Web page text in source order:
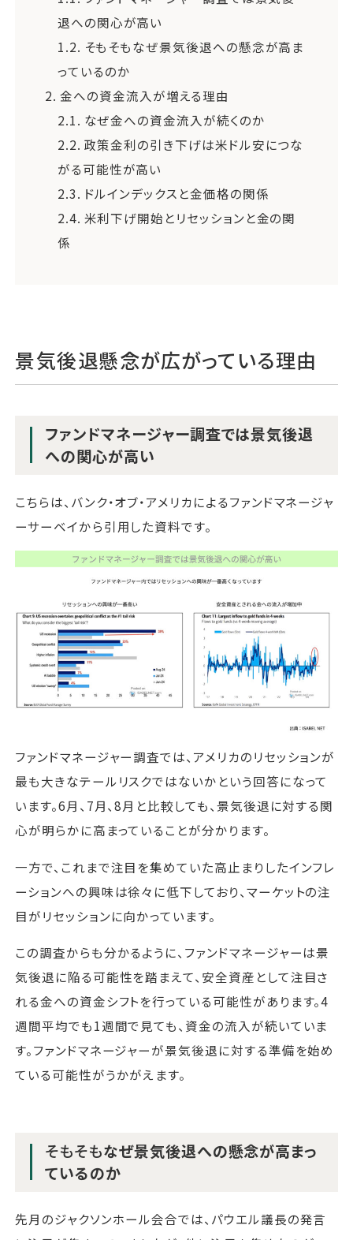
退への関心が高い
1.2. そもそもなぜ景気後退への懸念が高ま
っているのか
2. 金への資金流入が増える理由
2.1. なぜ金への資金流入が続くのか
2.2. 政策金利の引き下げは米ドル安につな
がる可能性が高い
2.3. ドルインデックスと金価格の関係
2.4. 米利下げ開始とリセッションと金の関
係
景気後退懸念が広がっている理由
ファンドマネージャー調査では景気後退
への関心が高い
こちらは、バンク・オブ・アメリカによるファンドマネージャ
ーサーベイから引用した資料です。
ファンドマネージャー調査では、アメリカのリセッションが
最も大きなテールリスクではないかという回答になって
います。6月、7月、8月と比較しても、景気後退に対する関
心が明らかに高まっていることが分かります。
一方で、これまで注目を集めていた高止まりしたインフレ
ーションへの興味は徐々に低下しており、マーケットの注
目がリセッションに向かっています。
この調査からも分かるように、ファンドマネージャーは景
気後退に陥る可能性を踏まえて、安全資産として注目さ
れる金への資金シフトを行っている可能性があります。4
週間平均でも1週間で見ても、資金の流入が続いていま
す。ファンドマネージャーが景気後退に対する準備を始め
ている可能性がうかがえます。
そもそもなぜ景気後退への懸念が高まっ
ているのか
先月のジャクソンホール会合では、パウエル議長の発言